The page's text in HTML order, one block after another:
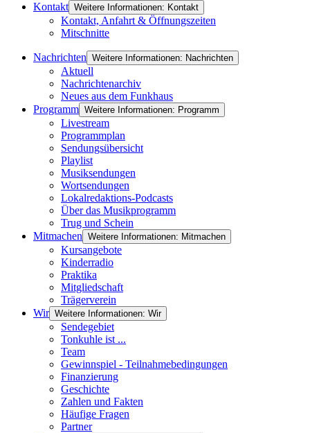
Kontakt Weitere Informationen: Kontakt
Kontakt, Anfahrt & Öffnungszeiten
Mitschnitte
Nachrichten Weitere Informationen: Nachrichten
Aktuell
Nachrichtenarchiv
Neues aus dem Funkhaus
Programm Weitere Informationen: Programm
Livestream
Programmplan
Sendungsübersicht
Playlist
Musiksendungen
Wortsendungen
Lokalredaktions-Podcasts
Über das Musikprogramm
Trug und Schein
Mitmachen Weitere Informationen: Mitmachen
Kursangebote
Kinderradio
Praktika
Mitgliedschaft
Trägerverein
Wir Weitere Informationen: Wir
Sendegebiet
Tonkuhle ist ...
Team
Gewinnspiel - Teilnahmebedingungen
Finanzierung
Geschichte
Zahlen und Fakten
Häufige Fragen
Partner